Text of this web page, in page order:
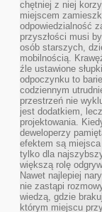
chętniej z niej
miejscem
odpowiedzialność
przyszłości musi
osób starszych,
mobilnością.
źle ustawione
odpoczynku to
codziennym
przestrzeń nie
jest dodatkiem,
projektowania.
deweloperzy
efektem są
tylko dla
większą rolę
Nawet najlepiej
nie zastąpi
wiedzą, gdzie
którym miejscu